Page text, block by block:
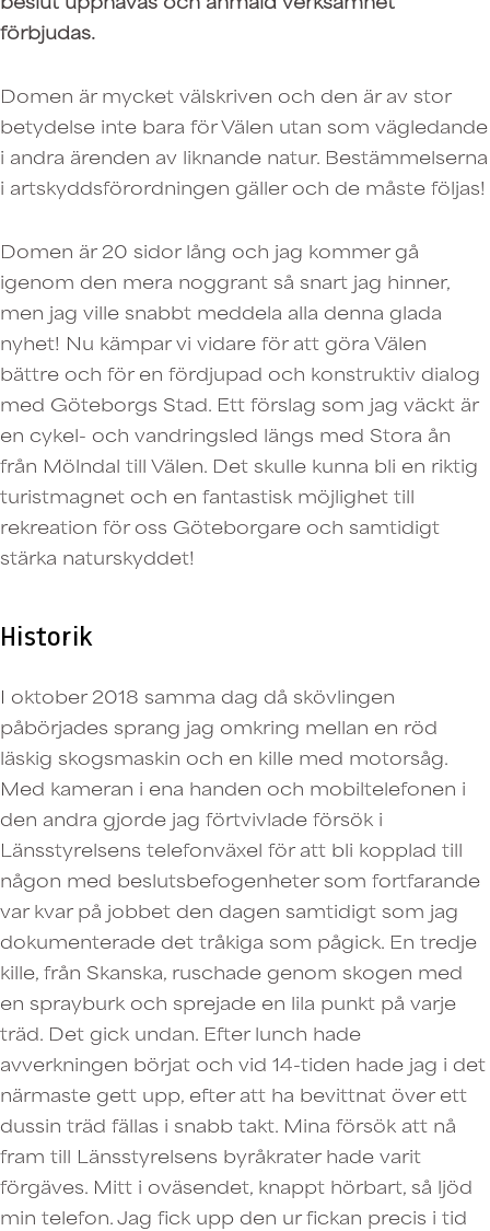
förbjudas.
Domen är mycket välskriven och den är av stor
betydelse inte bara för Välen utan som vägledande
i andra ärenden av liknande natur. Bestämmelserna
i artskyddsförordningen gäller och de måste följas!
Domen är 20 sidor lång och jag kommer gå
igenom den mera noggrant så snart jag hinner,
men jag ville snabbt meddela alla denna glada
nyhet! Nu kämpar vi vidare för att göra Välen
bättre och för en fördjupad och konstruktiv dialog
med Göteborgs Stad. Ett förslag som jag väckt är
en cykel- och vandringsled längs med Stora ån
från Mölndal till Välen. Det skulle kunna bli en riktig
turistmagnet och en fantastisk möjlighet till
rekreation för oss Göteborgare och samtidigt
stärka naturskyddet!
Historik
I oktober 2018 samma dag då skövlingen
påbörjades sprang jag omkring mellan en röd
läskig skogsmaskin och en kille med motorsåg.
Med kameran i ena handen och mobiltelefonen i
den andra gjorde jag förtvivlade försök i
Länsstyrelsens telefonväxel för att bli kopplad till
någon med beslutsbefogenheter som fortfarande
var kvar på jobbet den dagen samtidigt som jag
dokumenterade det tråkiga som pågick. En tredje
kille, från Skanska, ruschade genom skogen med
en sprayburk och sprejade en lila punkt på varje
träd. Det gick undan. Efter lunch hade
avverkningen börjat och vid 14-tiden hade jag i det
närmaste gett upp, efter att ha bevittnat över ett
dussin träd fällas i snabb takt. Mina försök att nå
fram till Länsstyrelsens byråkrater hade varit
förgäves. Mitt i oväsendet, knappt hörbart, så ljöd
min telefon. Jag fick upp den ur fickan precis i tid